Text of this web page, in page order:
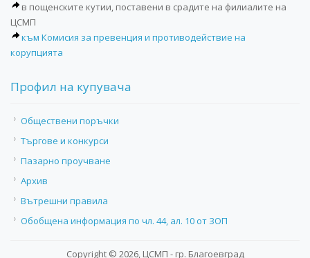
в пощенските кутии, поставени в срадите на филиалите на
ЦСМП
към Комисия за превенция и противодействие на
корупцията
Профил на купувача
Обществени поръчки
Търгове и конкурси
Пазарно проучване
Архив
Вътрешни правила
Обобщена информация по чл. 44, ал. 10 от ЗОП
Copyright © 2026, ЦСМП - гр. Благоевград